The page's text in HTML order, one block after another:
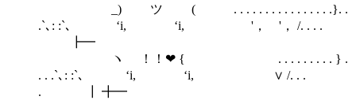
_) ツ ( . . . . . . . . . . . . . . . .}. .
.`､: :`､ ‘i, ‘i, '， '， /. . . .
┣━
ヽ ！！❤ { . . . . . . . . . } .
. . .`､: :`､ ‘i, ‘i, ∨ /. . .
. ┃ ╋━